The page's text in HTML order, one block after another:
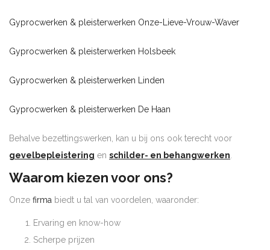
Gyprocwerken & pleisterwerken Onze-Lieve-Vrouw-Waver
Gyprocwerken & pleisterwerken Holsbeek
Gyprocwerken & pleisterwerken Linden
Gyprocwerken & pleisterwerken De Haan
Behalve bezettingswerken, kan u bij ons ook terecht voor
gevelbepleistering en schilder- en behangwerken.
Waarom kiezen voor ons?
Onze firma biedt u tal van voordelen, waaronder:
Ervaring en know-how
Scherpe prijzen